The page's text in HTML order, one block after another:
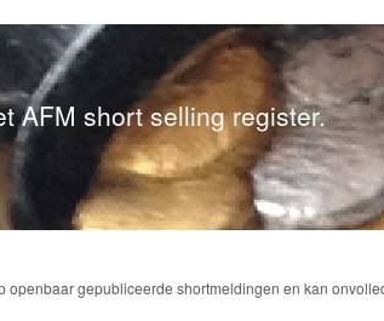
AFM short selling register.
openbaar gepubliceerde shortmeldingen en kan